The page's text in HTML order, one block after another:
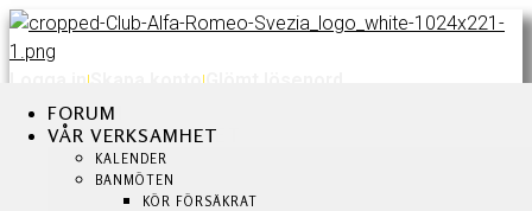
| |
FORUM
VÅR VERKSAMHET
KALENDER
BANMÖTEN
FORUM
VÅR VERKSAMHET
KALENDER
BANMÖTEN
KÖR FÖRSÄKRAT
FORUM
VÅR VERKSAMHET
KALENDER
BANMÖTEN
KÖR FÖRSÄKRAT